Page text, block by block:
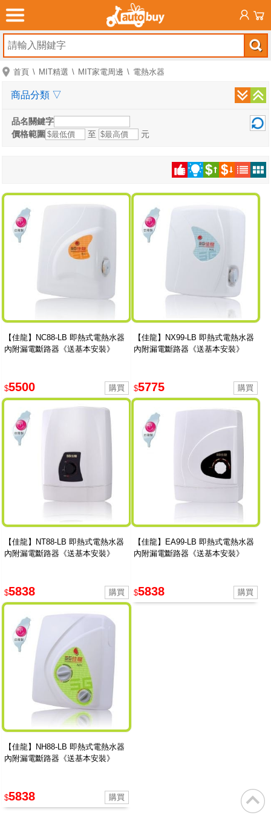
首頁 MIT精選 MIT家電周邊 電熱水器
品名關鍵字
價格範圍
至 元
【佳龍】NC88-LB 即熱式電熱水器
內附漏電斷路器《送基本安裝》
$5500
【佳龍】NX99-LB 即熱式電熱水器
內附漏電斷路器《送基本安裝》
$5775
【佳龍】NT88-LB 即熱式電熱水器
內附漏電斷路器《送基本安裝》
$5838
【佳龍】EA99-LB 即熱式電熱水器
內附漏電斷路器《送基本安裝》
$5838
【佳龍】NH88-LB 即熱式電熱水器
內附漏電斷路器《送基本安裝》
$5838
商品分類 ▽